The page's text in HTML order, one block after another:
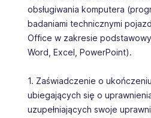
obsługiwania komputera
badaniami technicznymi
Office w zakresie
Word, Excel, PowerPoint).
1. Zaświadczenie o
ubiegających się o
uzupełniających swoje